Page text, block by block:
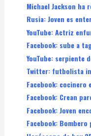
Michael Jackson ha
Rusia: Joven es
YouTube: Actriz
Facebook: sube a
YouTube: serpiente
Twitter: futbolista
Facebook: cocinero
Facebook: Crean
Facebook: Joven
Facebook: